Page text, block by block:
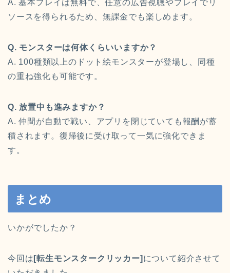
A. 基本プレイは無料で、任意の広告視聴やプレイでリ
ソースを得られるため、無課金でも楽しめます。
Q. モンスターは何体くらいいますか？
A. 100種類以上のドット絵モンスターが登場し、同種
の重ね強化も可能です。
Q. 放置中も進みますか？
A. 仲間が自動で戦い、アプリを閉じていても報酬が蓄
積されます。復帰後に受け取って一気に強化できま
す。
まとめ
いかがでしたか？
今回は [転生モンスタークリッカー] について紹介させて